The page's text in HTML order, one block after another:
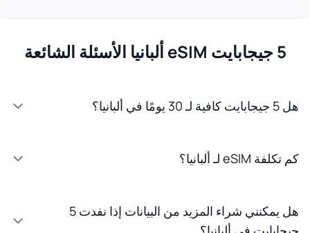
5 جيجابايت eSIM ألبانيا الأسئلة الشائعة
هل 5 جيجابايت كافية لـ 30 يومًا في ألبانيا؟
كم تكلفة eSIM لـ ألبانيا؟
هل يمكنني شراء المزيد من البيانات إذا نفدت 5